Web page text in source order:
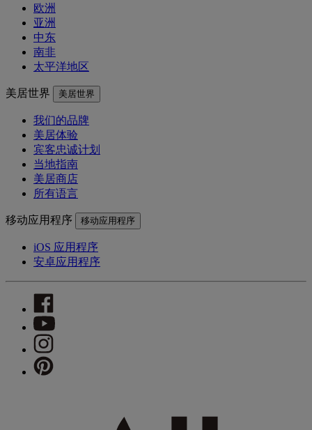
欧洲
亚洲
中东
南非
太平洋地区
美居世界 美居世界
我们的品牌
美居体验
宾客忠诚计划
当地指南
美居商店
所有语言
移动应用程序 移动应用程序
iOS 应用程序
安卓应用程序